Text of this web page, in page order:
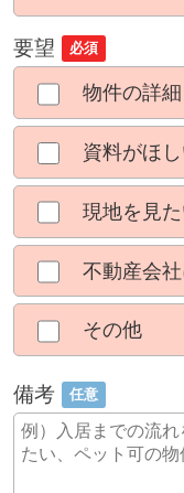
要望 必須
物件の詳
資料がほ
現地を見
不動産会
その他
備考 任意